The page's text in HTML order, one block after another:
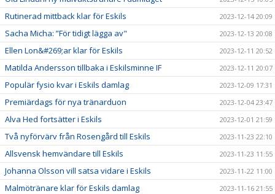
Rutinerad mittback klar för Eskils 2023-12-14 20:09
Sacha Micha: ”För tidigt lägga av" 2023-12-13 20:08
Ellen Lon&#269;ar klar för Eskils 2023-12-11 20:52
Matilda Andersson tillbaka i Eskilsminne IF 2023-12-11 20:07
Populär fysio kvar i Eskils damlag 2023-12-09 17:31
Premiärdags för nya tränarduon 2023-12-04 23:47
Alva Hed fortsätter i Eskils 2023-12-01 21:59
Två nyförvärv från Rosengård till Eskils 2023-11-23 22:10
Allsvensk hemvändare till Eskils 2023-11-23 11:55
Johanna Olsson vill satsa vidare i Eskils 2023-11-22 11:00
Malmötränare klar för Eskils damlag 2023-11-16 21:55